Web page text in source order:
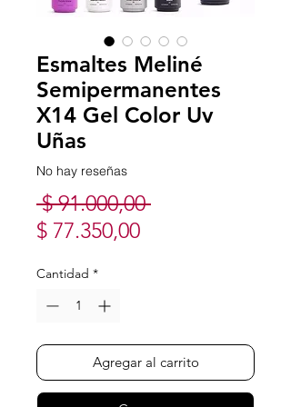
Esmaltes Meliné
Semipermanentes
X14 Gel Color Uv
Uñas
No hay reseñas
$ 91.000,00 Precio
$ 77.350,00Precio
Cantidad *
Agregar al carrito